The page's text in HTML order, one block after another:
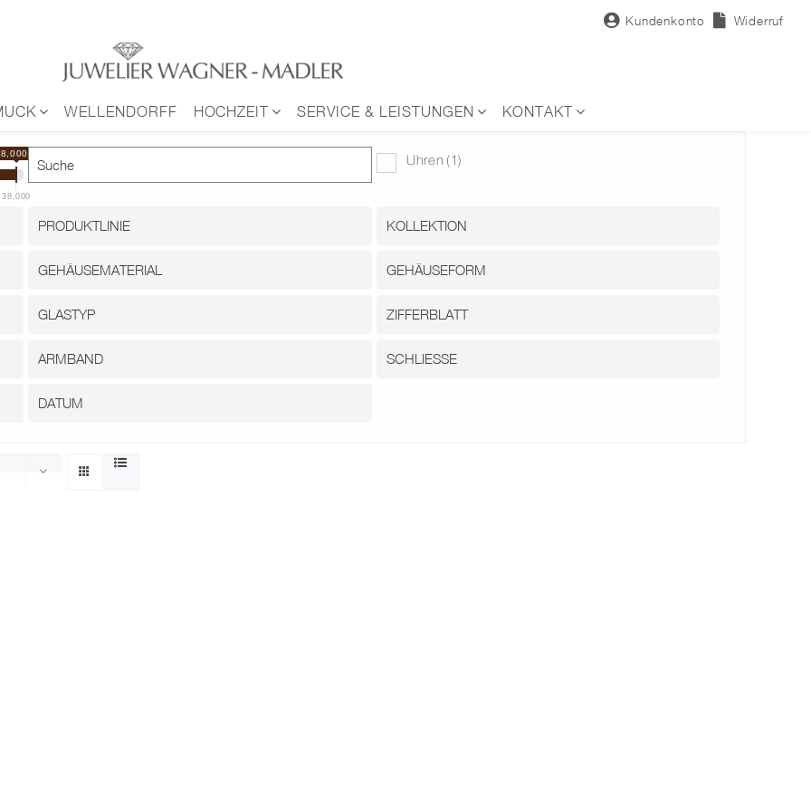
Kundenkonto Widerruf
WELLENDORFF HOCHZEIT SERVICE & LEISTUNGEN KONTAKT
€
38,000
Uhren (1)